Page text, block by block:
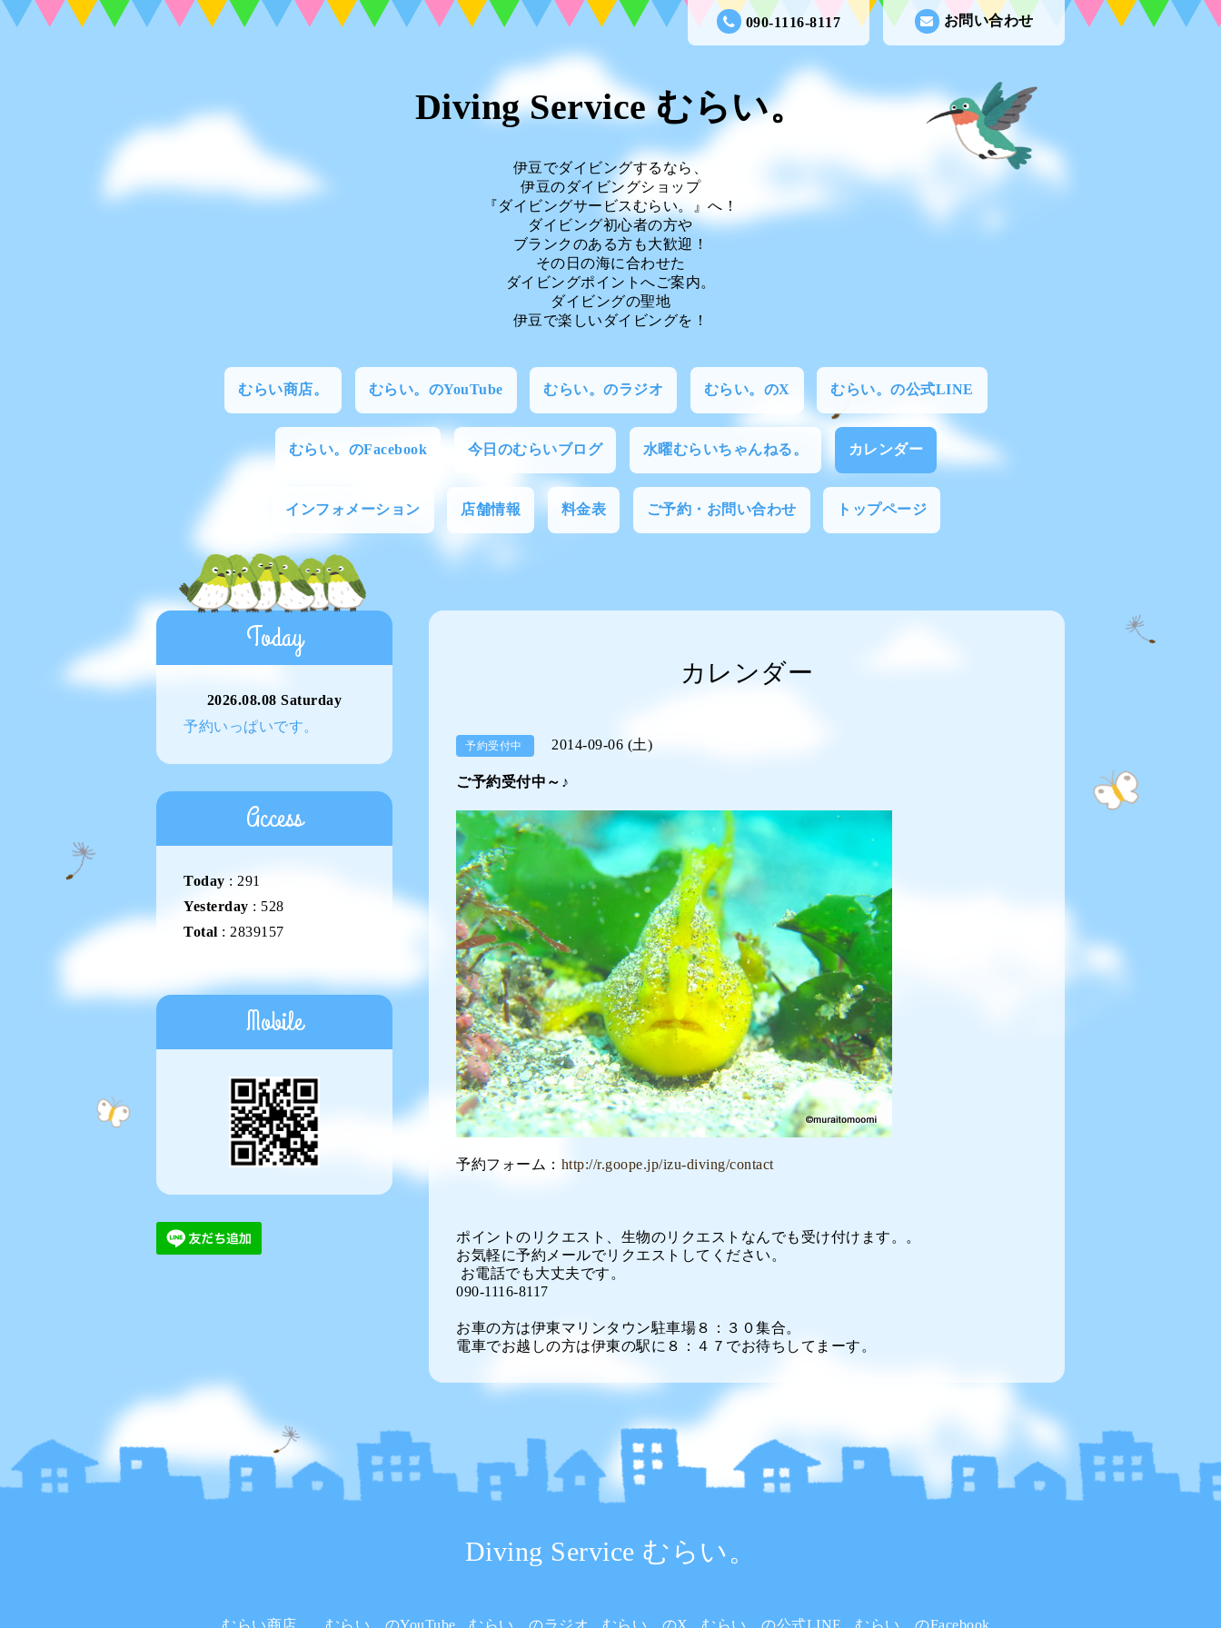
お問い合わせ
090-1116-8117
Diving Service むらい。
伊豆でダイビングするなら、
伊豆のダイビングショップ
『ダイビングサービスむらい。』へ！
ダイビング初心者の方や
ブランクのある方も大歓迎！
その日の海に合わせた
ダイビングポイントへご案内。
ダイビングの聖地
伊豆で楽しいダイビングを！
むらい商店。 むらい。のYouTube むらい。のラジオ むらい。のX むらい。の公式LINE
むらい。のFacebook 今日のむらいブログ 水曜むらいちゃんねる。 カレンダー
インフォメーション 店舗情報 料金表 ご予約・お問い合わせ トップページ
カレンダー
予約受付中 2014-09-06 (土)
ご予約受付中～♪
予約フォーム： http://r.goope.jp/izu-diving/contact
ポイントのリクエスト、生物のリクエストなんでも受け付けます。。
お気軽に予約メールでリクエストしてください。
お電話でも大丈夫です。
090-1116-8117
お車の方は伊東マリンタウン駐車場８：３０集合。
電車でお越しの方は伊東の駅に８：４７でお待ちしてまーす。
Today
2026.08.08 Saturday
予約いっぱいです。
Access
Today : 291
Yesterday : 528
Total : 2839157
Mobile
Diving Service むらい。
むらい商店。 むらい。のYouTube むらい。のラジオ むらい。のX むらい。の公式LINE むらい。のFacebook